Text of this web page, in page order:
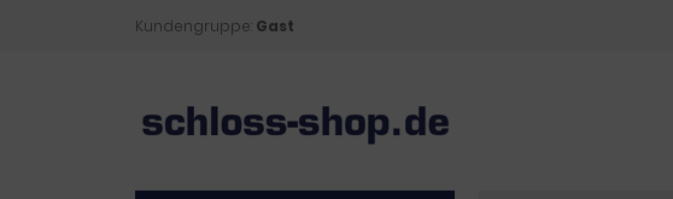
Kundengruppe: Gast